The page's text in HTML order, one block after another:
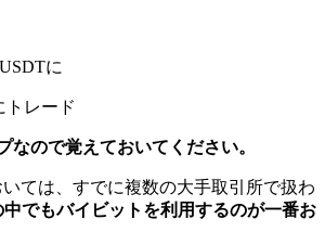
に
トレード
なので覚えておいてください。
ては、すでに複数の大手取引所で扱わ
中でもバイビットを利用するのが一番お